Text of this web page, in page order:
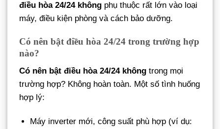
điều hòa 24/24 không phụ thuộc rất lớn vào loại
máy, điều kiện phòng và cách bảo dưỡng.
Có nên bật điều hòa 24/24 trong trường hợp
nào?
Có nên bật điều hòa 24/24 không trong mọi
trường hợp? Không hoàn toàn. Một số tình huống
hợp lý:
Máy inverter mới, công suất phù hợp (ví dụ: